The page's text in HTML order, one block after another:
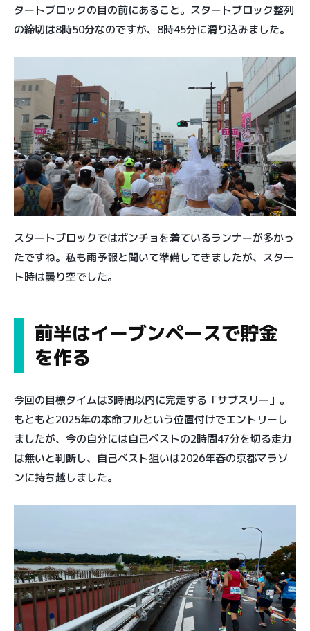
タートブロックの目の前にあること。スタートブロック整列
の締切は8時50分なのですが、8時45分に滑り込みました。
スタートブロックではポンチョを着ているランナーが多かっ
たですね。私も雨予報と聞いて準備してきましたが、スター
ト時は曇り空でした。
前半はイーブンペースで貯金
を作る
今回の目標タイムは3時間以内に完走する「サブスリー」。
もともと2025年の本命フルという位置付けでエントリーし
ましたが、今の自分には自己ベストの2時間47分を切る走力
は無いと判断し、自己ベスト狙いは2026年春の京都マラソ
ンに持ち越しました。